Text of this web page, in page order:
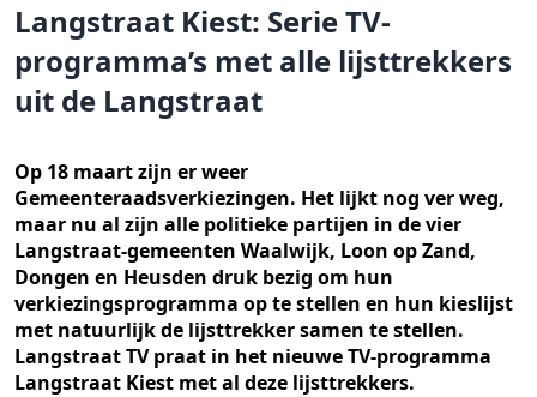
Langstraat Kiest: Serie TV-
programma’s met alle lijsttrekkers
uit de Langstraat
Op 18 maart zijn er weer
Gemeenteraadsverkiezingen. Het lijkt nog ver weg,
maar nu al zijn alle politieke partijen in de vier
Langstraat-gemeenten Waalwijk, Loon op Zand,
Dongen en Heusden druk bezig om hun
verkiezingsprogramma op te stellen en hun kieslijst
met natuurlijk de lijsttrekker samen te stellen.
Langstraat TV praat in het nieuwe TV-programma
Langstraat Kiest met al deze lijsttrekkers.